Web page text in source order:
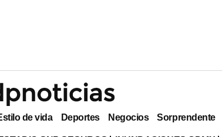
de vida Deportes Negocios Sorprendente